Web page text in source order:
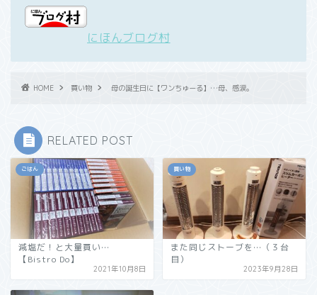
にほんブログ村
HOME 買い物 母の誕生日に【ワンちゅーる】…母、感涙。
RELATED POST
ごはん
減塩だ！と大量買い…
【Bistro Do】
2021年10月8日
買い物
また同じストーブを…（３台
目）
2023年9月28日